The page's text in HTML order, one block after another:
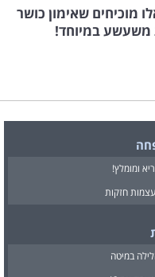
מוכיחים שאימון כושר
משעשע במיוחד!
ומומלץ!
חזקות